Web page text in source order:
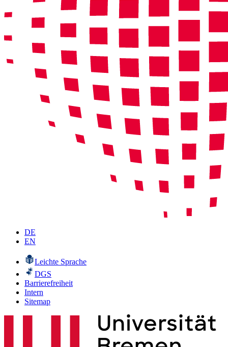
DE
EN
Leichte Sprache
DGS
Barrierefreiheit
Intern
Sitemap